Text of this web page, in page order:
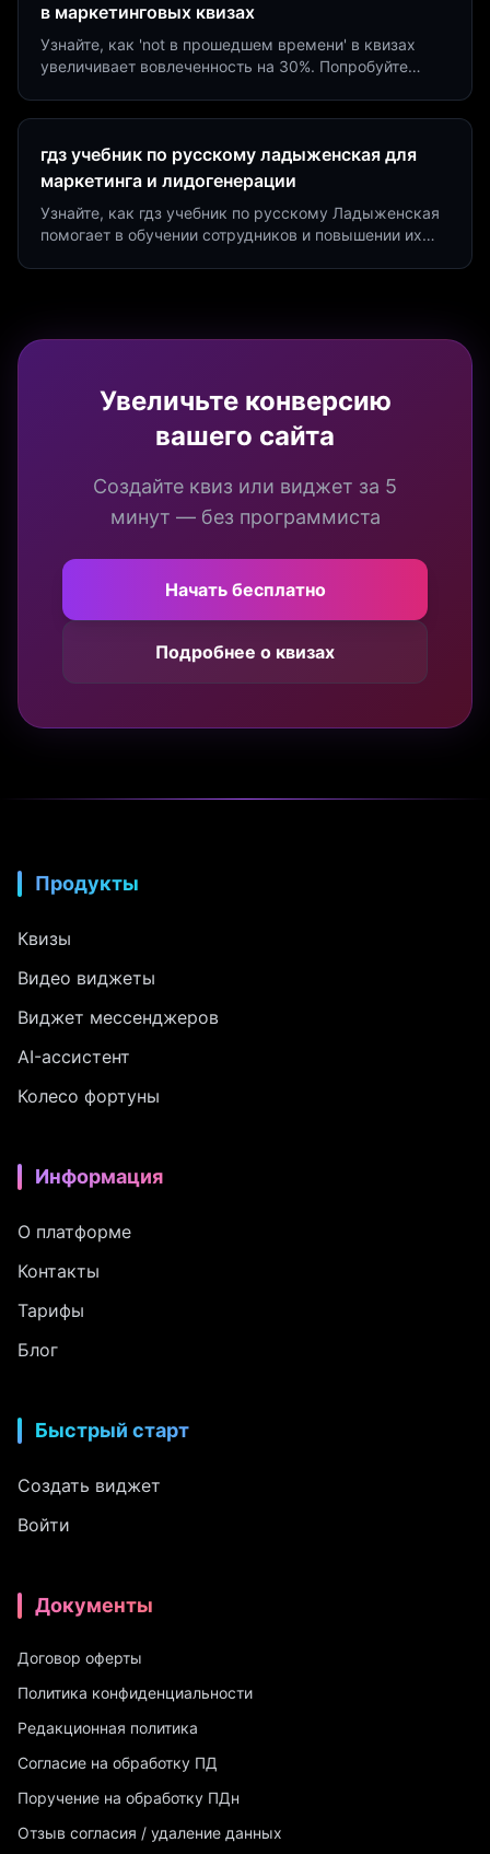
в маркетинговых квизах
Узнайте, как 'not в прошедшем времени' в квизах
увеличивает вовлеченность на 30%. Попробуйте
гдз учебник по русскому ладыженская для
маркетинга и лидогенерации
Узнайте, как гдз учебник по русскому Ладыженская
помогает в обучении сотрудников и повышении их
Увеличьте конверсию
вашего сайта
Создайте квиз или виджет за 5
минут — без программиста
Начать бесплатно
Подробнее о квизах
Продукты
Квизы
Видео виджеты
Виджет мессенджеров
AI-ассистент
Колесо фортуны
Информация
О платформе
Контакты
Тарифы
Блог
Быстрый старт
Создать виджет
Войти
Документы
Договор оферты
Политика конфиденциальности
Редакционная политика
Согласие на обработку ПД
Поручение на обработку ПДн
Отзыв согласия / удаление данных